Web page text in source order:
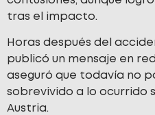
tras el impacto.
Horas después del
publicó un mensaje en
aseguró que todavía no
sobrevivido a lo ocurrido
Austria.